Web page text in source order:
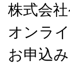
株式会
オンラ
お申込